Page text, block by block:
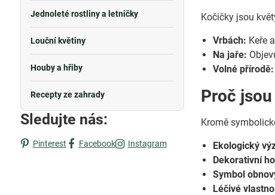
Kočičky jsou
Vrbách: Keře
Na jaře:
Volné přírodě:
Proč
Kromě
Ekologický
Dekorativní
Symbol
Léčivé
Jednoleté rostliny a letničky
Louční květiny
Houby a hřiby
Recepty ze zahrady
Sledujte nás:
Pinterest Facebook Instagram